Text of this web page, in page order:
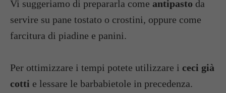
Vi suggeriamo di prepararla come antipasto da
servire su pane tostato o crostini, oppure come
farcitura di piadine e panini.
Per ottimizzare i tempi potete utilizzare i ceci già
cotti e lessare le barbabietole in precedenza.